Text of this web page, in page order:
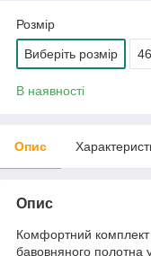
Розмір
Виберіть розмір
В наявності
Опис
Опис
Комфортний комплект
бавовняного полотна